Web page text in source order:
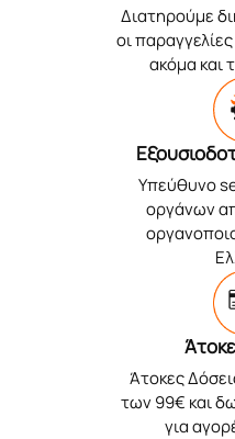
Διατηρούμε
οι
ακόμα και
Υπεύθυνο
οργάνων
Άτοκες
των 99€ και
για